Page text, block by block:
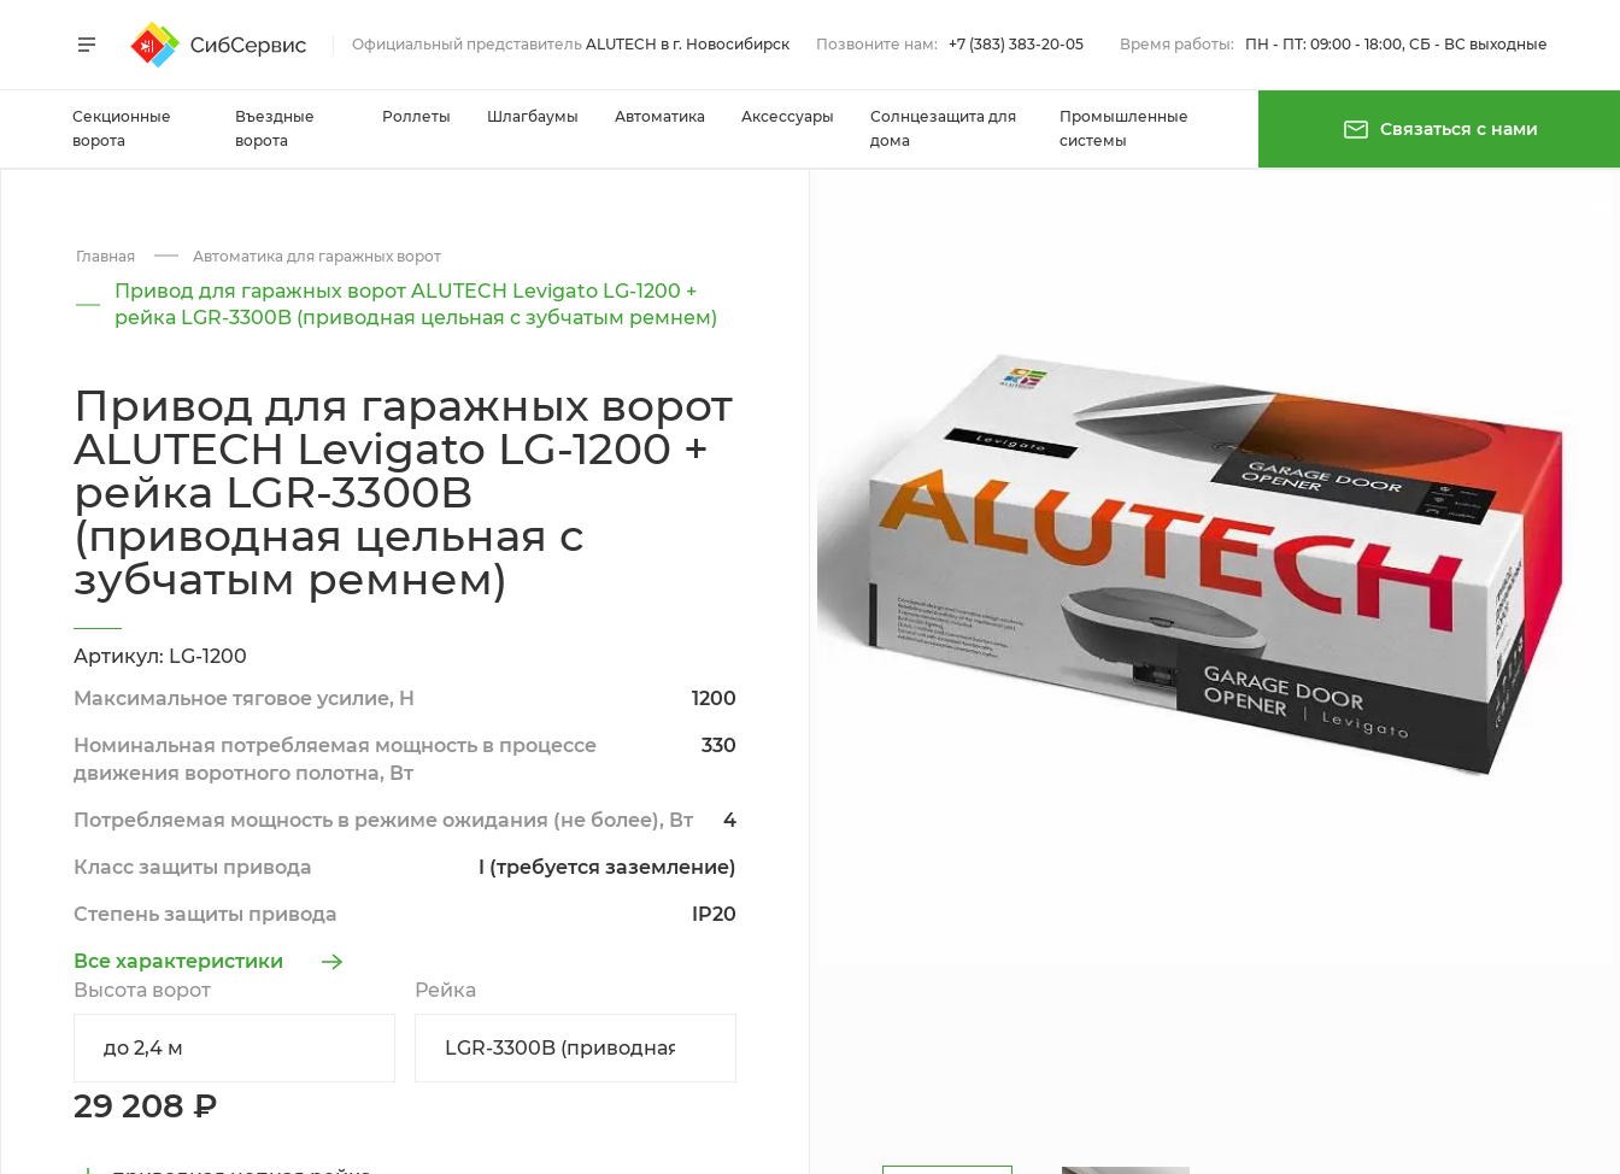
Официальный представитель ALUTECH в г. Новосибирск Позвоните нам: +7 (383) 383-20-05 Время работы: ПН - ПТ: 09:00 - 18:00, СБ - ВС выходные
Секционные
ворота
Въездные
ворота
Роллеты Шлагбаумы Автоматика Аксессуары
Солнцезащита для
дома
Промышленные
системы
Связаться с нами
Главная Автоматика для гаражных ворот
Привод для гаражных ворот ALUTECH Levigato LG-1200 +
рейка LGR-3300B (приводная цельная с зубчатым ремнем)
Привод для гаражных ворот
ALUTECH Levigato LG-1200 +
рейка LGR-3300B
(приводная цельная с
зубчатым ремнем)
Артикул: LG-1200
Максимальное тяговое усилие, H
1200
Номинальная потребляемая мощность в процессе
движения воротного полотна, Вт
330
Потребляемая мощность в режиме ожидания (не более), Вт 4
Класс защиты привода I (требуется заземление)
Степень защиты привода IP20
Все характеристики
Высота ворот
Рейка
29 208 ₽